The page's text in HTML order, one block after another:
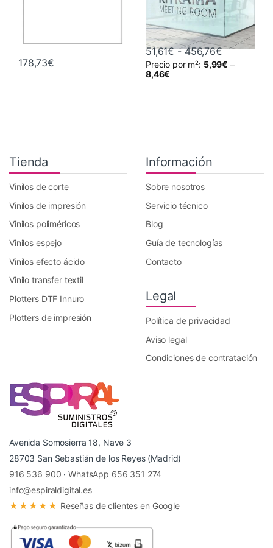
178,73€
51,61€ - 456,76€Rango de
Precio por m²: 5,99€ –
8,46€
Este producto tiene múltiples
Tienda
Vinilos de corte
Vinilos de impresión
Vinilos poliméricos
Vinilos espejo
Vinilos efecto ácido
Vinilo transfer textil
Plotters DTF Innuro
Plotters de impresión
Información
Sobre nosotros
Servicio técnico
Blog
Guía de tecnologías
Contacto
Legal
Política de privacidad
Aviso legal
Condiciones de contratación
Avenida Somosierra 18, Nave 3
28703 San Sebastián de los Reyes (Madrid)
916 536 900 ·WhatsApp 656 351 274
info@espiraldigital.es
★★★★★ Reseñas de clientes en Google